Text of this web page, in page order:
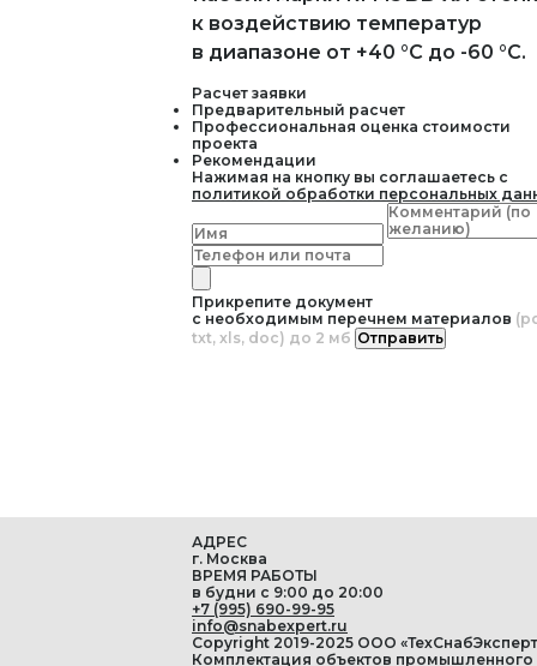
к воздействию температур
в диапазоне от +40 °С до -60 °С.
Расчет заявки
Предварительный расчет
Профессиональная оценка стоимости
проекта
Рекомендации
Нажимая на кнопку вы соглашаетесь с
политикой обработки персональных
Прикрепите документ
с необходимым перечнем материалов
txt, xls, doc) до 2 мб Отправить
АДРЕС
г. Москва
ВРЕМЯ РАБОТЫ
в будни с 9:00 до 20:00
+7 (995) 690-99-95
info@snabexpert.ru
Copyright 2019-2025 ООО
Комплектация объектов промышленного